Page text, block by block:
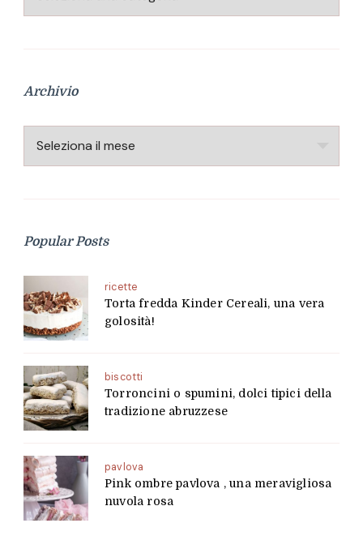
Archivio
Archivio
Popular Posts
ricette
Torta fredda Kinder Cereali, una vera
golosità!
biscotti
Torroncini o spumini, dolci tipici della
tradizione abruzzese
pavlova
Pink ombre pavlova , una meravigliosa
nuvola rosa